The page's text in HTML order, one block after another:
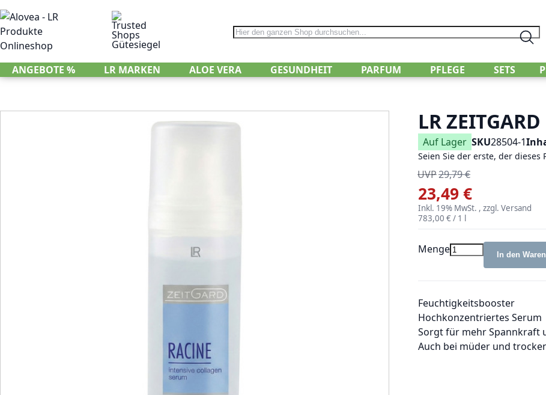
Direkt zum Inhalt
Suche
ANGEBOTE % LR MARKEN ALOE VERA GESUNDHEIT PARFUM PFLEGE SETS
LR
Auf Lager SKU28504-1
Seien Sie der erste, der dieses
UVP29,79 €
Sonderangebot
23,49 €
Inkl. 19% MwSt. , zzgl. Versand
783,00 €/ 1 l
Menge In den
Feuchtigkeitsbooster
Hochkonzentriertes Serum
Sorgt für mehr Spannkraft
Auch bei müder und